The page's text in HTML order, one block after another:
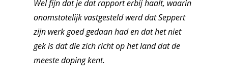
Wel fijn dat je dat rapport erbij haalt, waarin
onomstotelijk vastgesteld werd dat Seppert
zijn werk goed gedaan had en dat het niet
gek is dat die zich richt op het land dat de
meeste doping kent.